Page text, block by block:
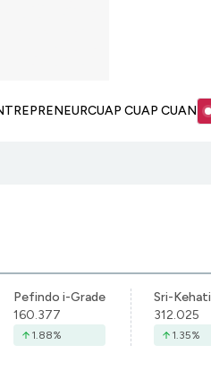
CUAP CUAP CUAN
Pefindo i-Grade
160.377
1.88%
Sri-Kehati
312.025
1.35%